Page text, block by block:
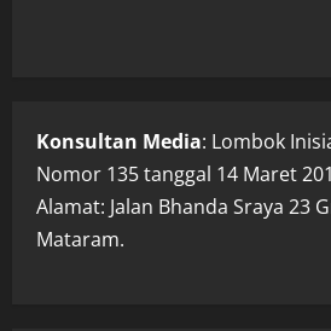
Konsultan Media: Lombok
Nomor 135 tanggal 14 Maret
Alamat: Jalan Bhanda Sraya 23
Mataram.